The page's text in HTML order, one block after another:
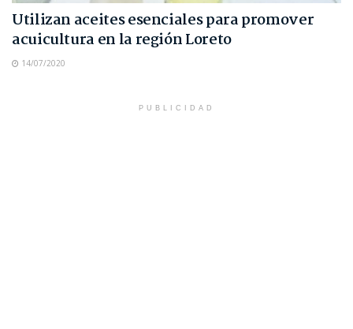
Utilizan aceites esenciales para promover
acuicultura en la región Loreto
14/07/2020
PUBLICIDAD